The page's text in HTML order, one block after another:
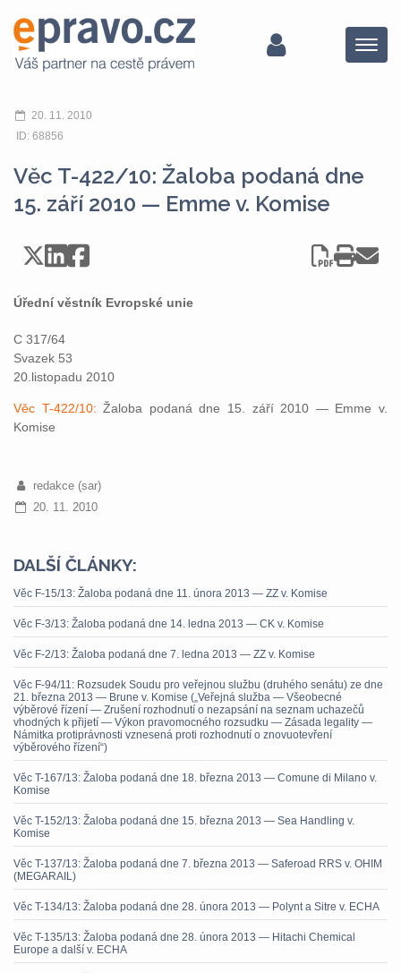
Menu
20. 11. 2010
ID: 68856
Věc T-422/10: Žaloba podaná dne
15. září 2010 — Emme v. Komise
Úřední věstník Evropské unie
C 317/64
Svazek 53
20.listopadu 2010
Věc T-422/10:Žaloba podaná dne 15. září 2010 — Emme v.
Komise
redakce (sar)
20. 11. 2010
DALŠÍ ČLÁNKY:
Věc F-15/13: Žaloba podaná dne 11. února 2013 — ZZ v. Komise
Věc F-3/13: Žaloba podaná dne 14. ledna 2013 — CK v. Komise
Věc F-2/13: Žaloba podaná dne 7. ledna 2013 — ZZ v. Komise
Věc F-94/11: Rozsudek Soudu pro veřejnou službu (druhého senátu) ze dne
21. března 2013 — Brune v. Komise („Veřejná služba — Všeobecné
výběrové řízení — Zrušení rozhodnutí o nezapsání na seznam uchazečů
vhodných k přijetí — Výkon pravomocného rozsudku — Zásada legality —
Námitka protiprávnosti vznesená proti rozhodnutí o znovuotevření
výběrového řízení“)
Věc T-167/13: Žaloba podaná dne 18. března 2013 — Comune di Milano v.
Komise
Věc T-152/13: Žaloba podaná dne 15. března 2013 — Sea Handling v.
Komise
Věc T-137/13: Žaloba podaná dne 7. března 2013 — Saferoad RRS v. OHIM
(MEGARAIL)
Věc T-134/13: Žaloba podaná dne 28. února 2013 — Polynt a Sitre v. ECHA
Věc T-135/13: Žaloba podaná dne 28. února 2013 — Hitachi Chemical
Europe a další v. ECHA